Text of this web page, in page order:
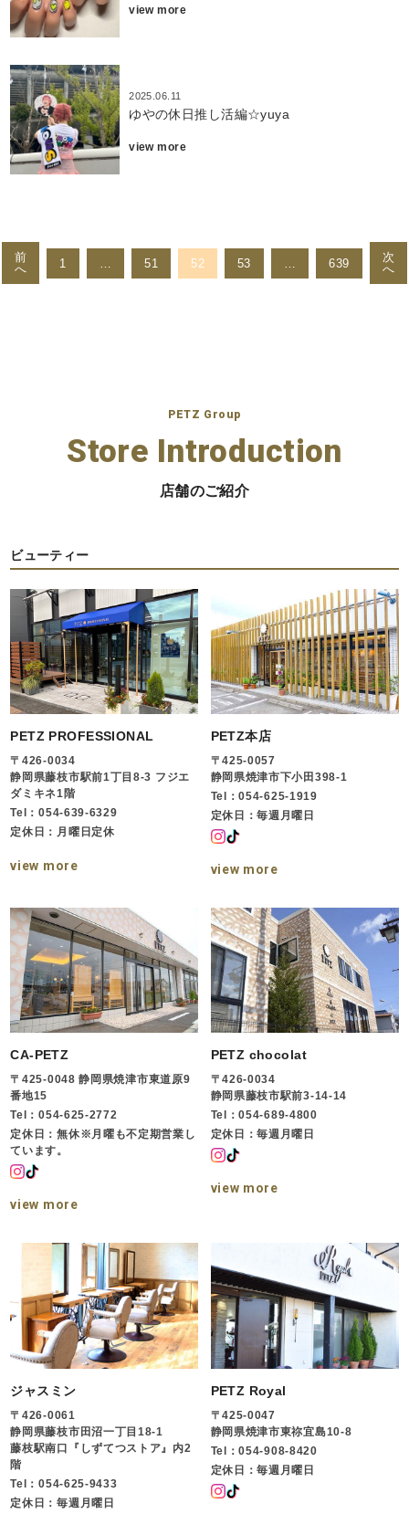
view more
2025.06.11
ゆやの休日推し活編☆yuya
view more
稿
の
前
へ
1 51 52 53 639
次
へ
PETZ Group
Store Introduction
店舗のご紹介
ビューティー
PETZ PROFESSIONAL
〒426-0034
静岡県藤枝市駅前1丁目8-3 フジエ
ダミキネ1階
Tel：054-639-6329
定休日：月曜日定休
view more
PETZ本店
〒425-0057
静岡県焼津市下小田398-1
Tel：054-625-1919
定休日：毎週月曜日
view more
CA-PETZ
〒425-0048 静岡県焼津市東道原9
番地15
Tel：054-625-2772
定休日：無休※月曜も不定期営業し
ています。
view more
PETZ chocolat
〒426-0034
静岡県藤枝市駅前3-14-14
Tel：054-689-4800
定休日：毎週月曜日
view more
ジャスミン
〒426-0061
静岡県藤枝市田沼一丁目18-1
藤枝駅南口『しずてつストア』内2
階
Tel：054-625-9433
定休日：毎週月曜日
PETZ Royal
〒425-0047
静岡県焼津市東祢宜島10-8
Tel：054-908-8420
定休日：毎週月曜日